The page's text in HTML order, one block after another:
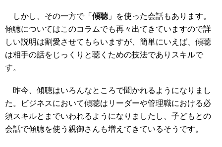
しかし、その一方で「 傾聴」を使った会話もあります。
傾聴についてはこのコラムでも再々出てきていますので詳
しい説明は割愛させてもらいますが、簡単にいえば、傾聴
は相手の話をじっくりと聴くための技法でありスキルで
す。
昨今、傾聴はいろんなところで聞かれるようになりまし
た。ビジネスにおいて傾聴はリーダーや管理職における必
須スキルとまでいわれるようになりましたし、子どもとの
会話で傾聴を使う親御さんも増えてきているそうです。